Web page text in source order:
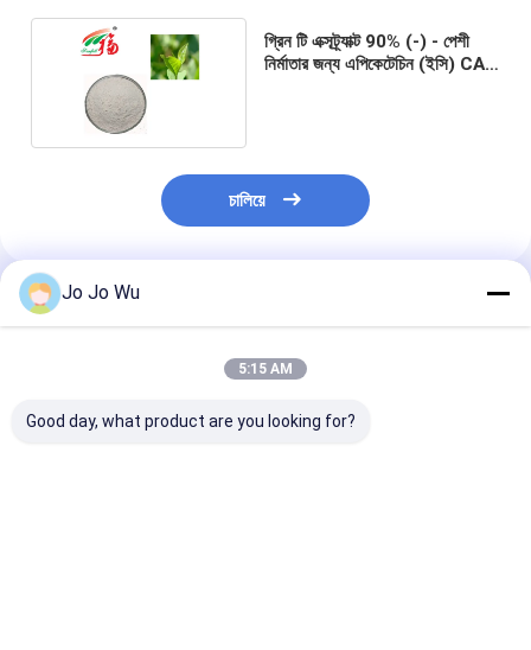
গ্রিন টি এক্সট্র্যাক্ট 90% (-) - পেশী
নির্মাতার জন্য এপিকেটেচিন (ইসি) CAS
চালিয়ে
প্রস্তাবিত পণ্য
Jo Jo Wu
5:15 AM
Good day, what product are you looking for?